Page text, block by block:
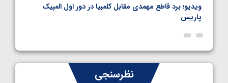
ویدیو؛ برد قاطع مهمدی مقابل کلمبیا در دور اول المپیک
پاریس
نظرسنجی